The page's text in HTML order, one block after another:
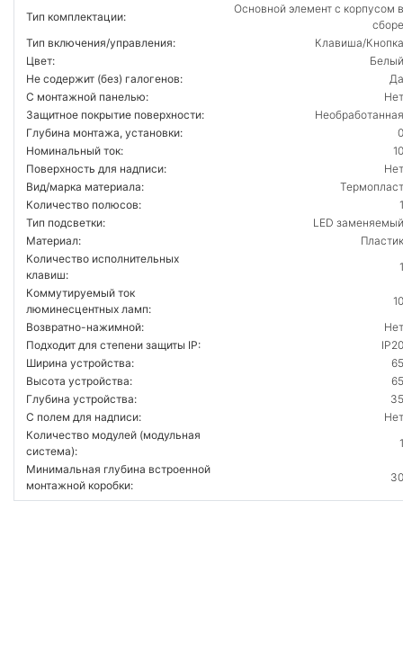
Тип комплектации:
Основной элемент с корпусом в
сборе
Тип включения/управления:
Клавиша/Кнопка
Цвет:
Белый
Не содержит (без) галогенов:
Да
С монтажной панелью:
Нет
Защитное покрытие поверхности:
Необработанная
Глубина монтажа, установки:
0
Номинальный ток:
10
Поверхность для надписи:
Нет
Вид/марка материала:
Термопласт
Количество полюсов:
1
Тип подсветки:
LED заменяемый
Материал:
Пластик
Количество исполнительных
клавиш:
1
Коммутируемый ток
люминесцентных ламп:
10
Возвратно-нажимной:
Нет
Подходит для степени защиты IP:
IP20
Ширина устройства:
65
Высота устройства:
65
Глубина устройства:
35
С полем для надписи:
Нет
Количество модулей (модульная
система):
1
Минимальная глубина встроенной
монтажной коробки:
30